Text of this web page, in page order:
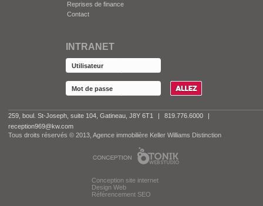
Reprises de finance
Contact
INTRANET
259, boul. St-Joseph, suite 104, Gatineau, J8Y 6T1 | 819.776.6000
|
reception969@kw.com
Tous droits réservés © 2013, Agence immobilière Keller Williams Distinction
Conception site internet
Design Web
Référencement SEO